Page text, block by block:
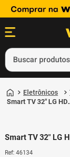
Buscar produtos,
Eletrônicos
Smart TV 32" LG HD
Smart TV 32" LG
Ref: 46134
1º
ps5
3º
ps4
4º
smartphone